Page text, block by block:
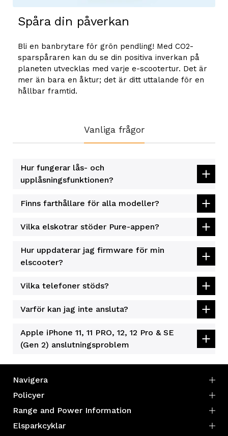
Spåra din påverkan
Bli en banbrytare för grön pendling! Med CO2-
sparspåraren kan du se din positiva inverkan på
planeten utvecklas med varje e-scootertur. Det är
mer än bara en åktur; det är ditt uttalande för en
hållbar framtid.
Vanliga frågor
Hur fungerar lås- och
upplåsningsfunktionen?
Finns farthållare för alla modeller?
Vilka elskotrar stöder Pure-appen?
Hur uppdaterar jag firmware för min
elscooter?
Vilka telefoner stöds?
Varför kan jag inte ansluta?
Apple iPhone 11, 11 PRO, 12, 12 Pro & SE
(Gen 2) anslutningsproblem
Navigera
Policyer
Range and Power Information
Elsparkcyklar